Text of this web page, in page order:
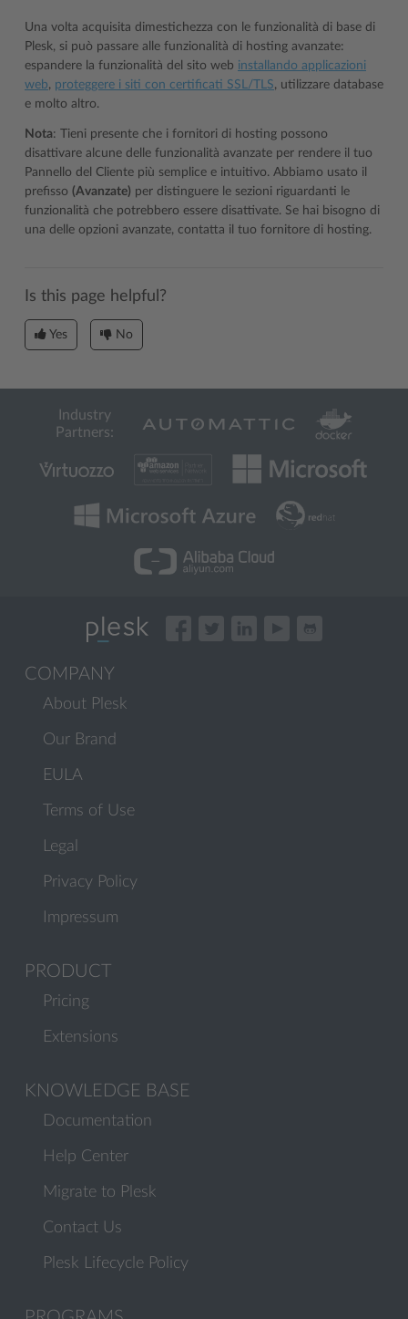
Una volta acquisita dimestichezza con le funzionalità di base di
Plesk, si può passare alle funzionalità di hosting avanzate:
espandere la funzionalità del sito web installando applicazioni
web, proteggere i siti con certificati SSL/TLS, utilizzare database
e molto altro.
Nota: Tieni presente che i fornitori di hosting possono
disattivare alcune delle funzionalità avanzate per rendere il tuo
Pannello del Cliente più semplice e intuitivo. Abbiamo usato il
prefisso (Avanzate) per distinguere le sezioni riguardanti le
funzionalità che potrebbero essere disattivate. Se hai bisogno di
una delle opzioni avanzate, contatta il tuo fornitore di hosting.
Is this page helpful?
Yes No
Industry
Partners:
COMPANY
About Plesk
Our Brand
EULA
Terms of Use
Legal
Privacy Policy
Impressum
PRODUCT
Pricing
Extensions
KNOWLEDGE BASE
Documentation
Help Center
Migrate to Plesk
Contact Us
Plesk Lifecycle Policy